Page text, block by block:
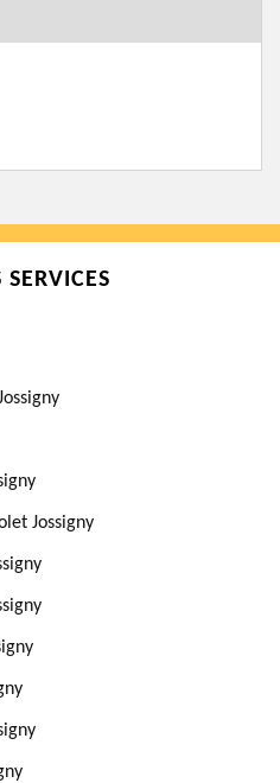
SERVICES
Jossigny